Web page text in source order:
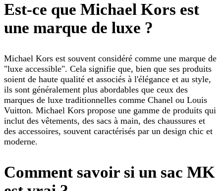
Est-ce que Michael Kors est
une marque de luxe ?
Michael Kors est souvent considéré comme une marque de
"luxe accessible". Cela signifie que, bien que ses produits
soient de haute qualité et associés à l'élégance et au style,
ils sont généralement plus abordables que ceux des
marques de luxe traditionnelles comme Chanel ou Louis
Vuitton. Michael Kors propose une gamme de produits qui
inclut des vêtements, des sacs à main, des chaussures et
des accessoires, souvent caractérisés par un design chic et
moderne.
Comment savoir si un sac MK